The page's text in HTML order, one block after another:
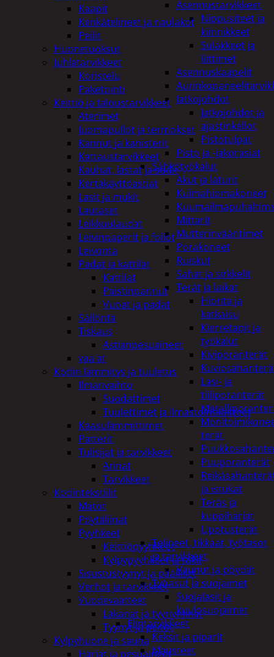
Asennustarvikkeet
Nippusiteet ja
kiinnikkeet
Sulakkeet ja
liittimet
Asennuskaapelit
Jatkojohdot
Jatkojohdot ja
ajastinkellot
Pistotulpat
Pisto ja -jakorasiat
Sähkötyökalut
Akut ja laturit
Kulmahiomakoneet
Mittarit
Mutterinvääntimet
Porakoneet
Ruiskut
Sahat ja sirkkelit
Terät ja laikat
Hionta ja
katkaisu
Kierretapit ja
työkalut
Kiviporanterät
Kuviosahanterä
Lasi- ja
tiiliporanterät
terät
Puuporanterät
ja istukat
Teräs ja
kuppiharjat
Upotusterät
Telineet, tikkaat, työtasot
ja tarvikkeet
Vaunut ja pöydät
Työasut ja suojaimet
Suojalasit ja
kuulosuojaimet
Elintarvikkeet
Keksit ja piparit
Mausteet
Kaapit
Kenkätelineet ja naulakot
Peilit
Huonetuoksut
Juhlatarvikkeet
Koristelu
Paketointi
Keittiö ja taloustarvikkeet
Aterimet
Juomapullot ja termokset
Kannut ja kanisterit
Kattaustarvikkeet
Kauhat, lastat ja sudit
Kertakäyttöastiat
Lasit ja mukit
Lautaset
Leikkuulaudat
Leivinpaperit ja foliot
Leivonta
Padat ja kattilat
Kattilat
Paistinpannut
Vuoat ja padat
Säilöntä
Tiskaus
Astianpesuaineet
vaa'at
Kodin lämmitys ja tuuletus
Ilmanvaihto
Suodattimet
Tuulettimet ja Ilmastointilaitteet
Kaasulämmittimet
Patterit
Tulisijat ja tarvikkeet
Arinat
Tarvikkeet
Kodintekstiilit
Matot
Pöytäliinat
Pyyhkeet
Keittiöpyyhkeet
Kylpypyyhkeet ja takit
Sisustustyynyt ja päälliset
Verhot ja tarvikkeet
Vuodevaatteet
Lakanat ja tyynynlinat
Tyynyt ja peitot
Kylpyhuone ja sauna
Harjat ja pesuaineet